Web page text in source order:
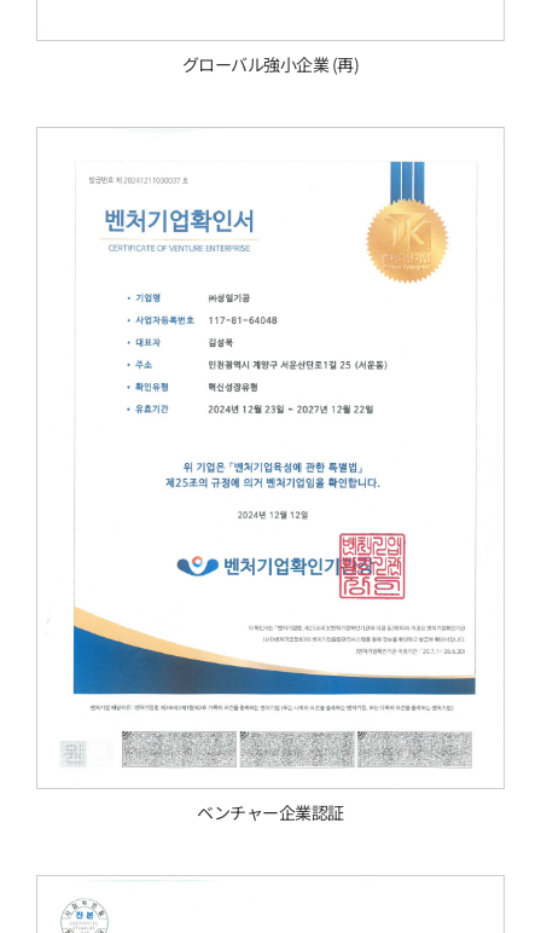
グローバル強小企業 (再)
ベンチャー企業認証